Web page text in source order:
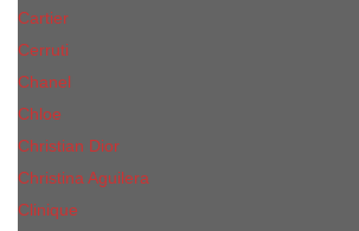
Cartier
Cerruti
Сhanеl
Chloe
Christian Dior
Christina Aguilera
Сliniquе